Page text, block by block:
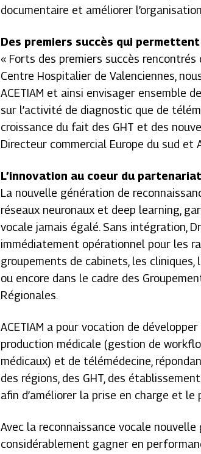
documentaire et améliorer
Des premiers succès qui
« Forts des premiers succès
Centre Hospitalier de Valenciennes,
ACETIAM et ainsi envisager ensemble
sur l’activité de diagnostic que de
croissance du fait des GHT et des
Directeur commercial Europe du sud et
L’innovation au coeur du partenariat
La nouvelle génération de
réseaux neuronaux et deep learning,
vocale jamais égalé. Sans intégration,
immédiatement opérationnel pour les
groupements de cabinets, les
ou encore dans le cadre des
Régionales.
ACETIAM a pour vocation de
production médicale (gestion de
médicaux) et de télémédecine,
des régions, des GHT, des
afin d’améliorer la prise en charge et
Avec la reconnaissance vocale
considérablement gagner en